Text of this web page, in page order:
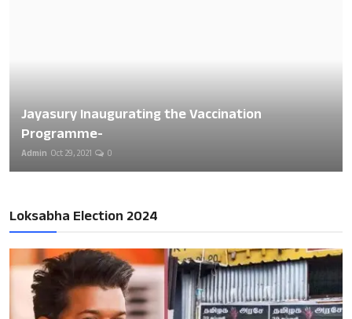
Jayasury Inaugurating the Vaccination
Programme-
Admin Oct 29, 2021 0
Loksabha Election 2024